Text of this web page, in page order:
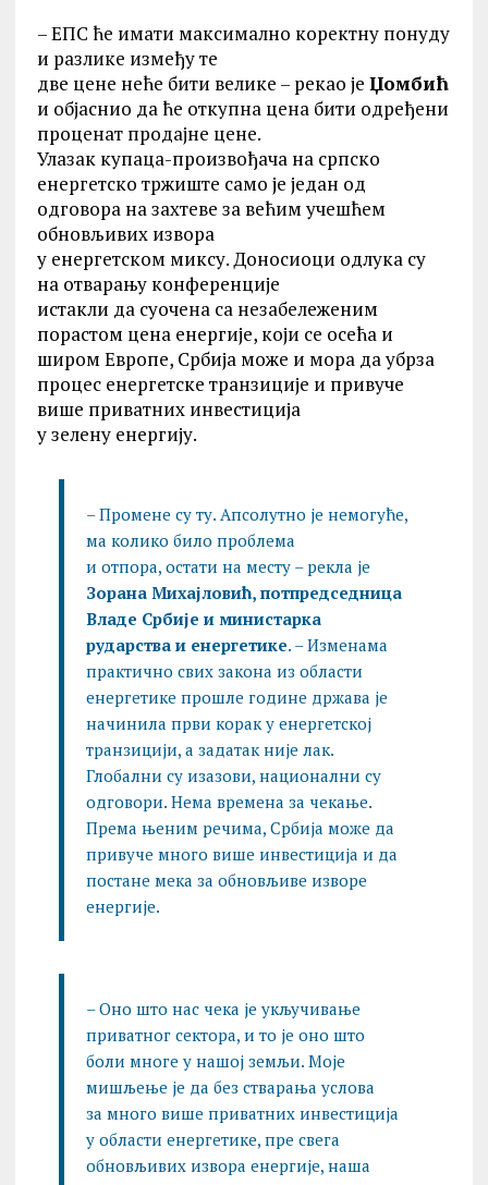
– ЕПС ће имати максимално коректну понуду
и разлике између те
две цене неће бити велике – рекао је Џомбић
и објаснио да ће откупна цена бити одређени
проценат продајне цене.
Улазак купаца-произвођача на српско
енергетско тржиште само је један од
одговора на захтеве за већим учешћем
обновљивих извора
у енергетском миксу. Доносиоци одлука су
на отварању конференције
истакли да суочена са незабележеним
порастом цена енергије, који се осећа и
широм Европе, Србија може и мора да убрза
процес енергетске транзиције и привуче
више приватних инвестиција
у зелену енергију.
– Промене су ту. Апсолутно је немогуће,
ма колико било проблема
и отпора, остати на месту – рекла је
Зорана Михајловић, потпредседница
Владе Србије и министарка
рударства и енергетике. – Изменама
практично свих закона из области
енергетике прошле године држава је
начинила први корак у енергетској
транзицији, а задатак није лак.
Глобални су изазови, национални су
одговори. Нема времена за чекање.
Према њеним речима, Србија може да
привуче много више инвестиција и да
постане мека за обновљиве изворе
енергије.
– Оно што нас чека је укључивање
приватног сектора, и то је оно што
боли многе у нашој земљи. Моје
мишљење је да без стварања услова
за много више приватних инвестиција
у области енергетике, пре свега
обновљивих извора енергије, наша